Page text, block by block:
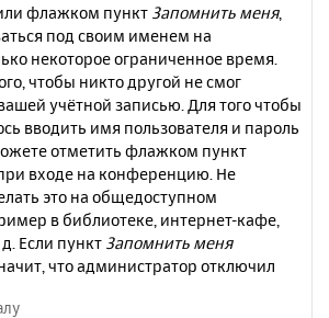
флажком пункт Запомнить меня,
под своим именем на
некоторое ограниченное время.
чтобы никто другой не смог
учётной записью. Для того чтобы
вводить имя пользователя и пароль
отметить флажком пункт
входе на конференцию. Не
это на общедоступном
в библиотеке, интернет-кафе,
Если пункт Запомнить меня
что администратор отключил